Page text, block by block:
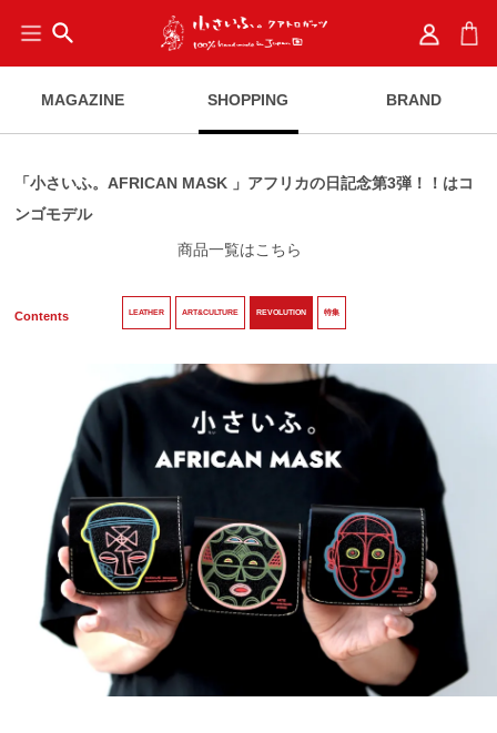
search
MAGAZINE SHOPPING BRAND
「小さいふ。AFRICAN MASK 」アフリカの日記念第3弾！！はコ
ンゴモデル
商品一覧はこちら
Contents LEATHER ART&CULTURE REVOLUTION 特集